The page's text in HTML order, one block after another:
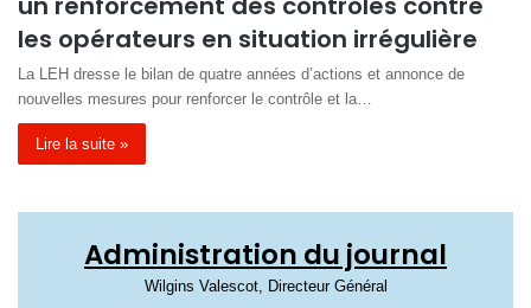
les opérateurs en situation irrégulière
La LEH dresse le bilan de quatre années d’actions et annonce de
nouvelles mesures pour renforcer le contrôle et la…
Lire la suite »
Administration du journal
Wilgins Valescot, Directeur Général